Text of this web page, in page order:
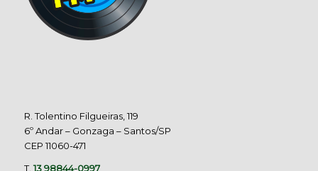
R. Tolentino Filgueiras, 119
6º Andar – Gonzaga – Santos/SP
CEP 11060-471
T.13 98844-0997